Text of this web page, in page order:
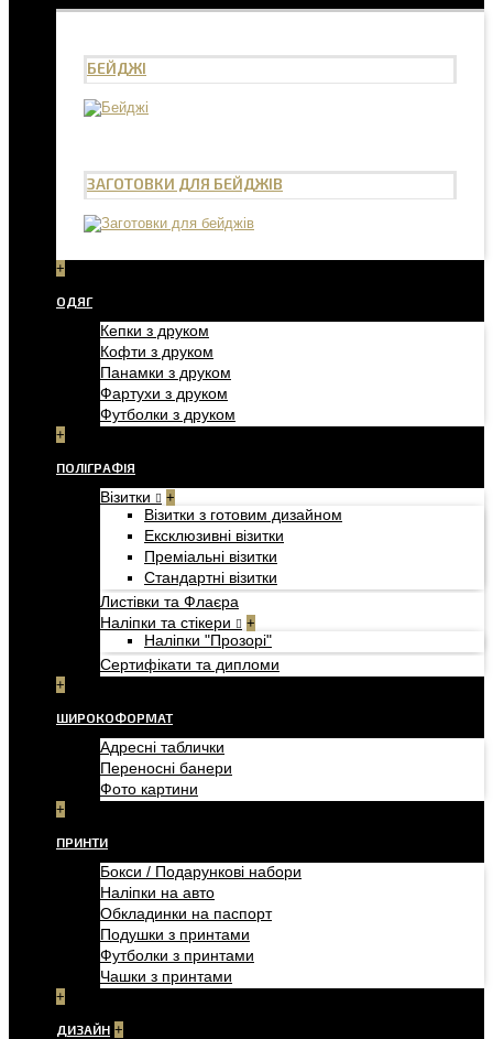
БЕЙДЖІ
ЗАГОТОВКИ ДЛЯ БЕЙДЖІВ
+
ОДЯГ
Кепки з друком
Кофти з друком
Панамки з друком
Фартухи з друком
Футболки з друком
+
ПОЛІГРАФІЯ
Візитки +
Візитки з готовим дизайном
Ексклюзивні візитки
Преміальні візитки
Стандартні візитки
Листівки та Флаєра
Наліпки та стікери
+
Наліпки "Прозорі"
Сертифікати та дипломи
+
ШИРОКОФОРМАТ
Адресні таблички
Переносні банери
Фото картини
+
ПРИНТИ
Бокси / Подарункові набори
Наліпки на авто
Обкладинки на паспорт
Подушки з принтами
Футболки з принтами
Чашки з принтами
+
ДИЗАЙН +